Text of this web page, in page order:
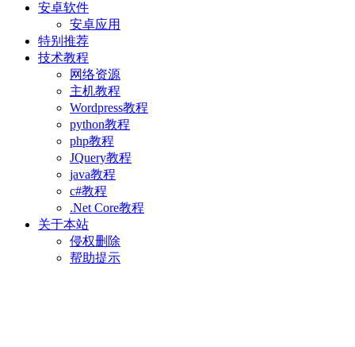
安卓软件
安卓应用
特别推荐
技术教程
网络资源
主机教程
Wordpress教程
python教程
php教程
JQuery教程
java教程
c#教程
.Net Core教程
关于本站
侵权删除
帮助提示